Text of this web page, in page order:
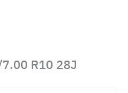
R10 28J